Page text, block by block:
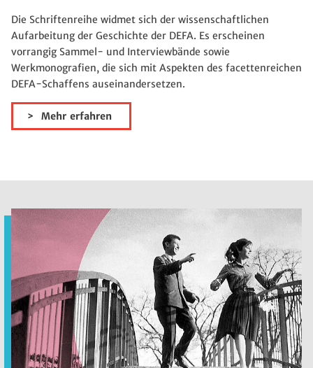
Die Schriftenreihe widmet sich der wissenschaftlichen
Aufarbeitung der Geschichte der DEFA. Es erscheinen
vorrangig Sammel- und Interviewbände sowie
Werkmonografien, die sich mit Aspekten des facettenreichen
DEFA-Schaffens auseinandersetzen.
Mehr erfahren